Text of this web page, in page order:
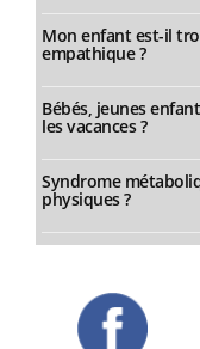
Mon enfant est-il
empathique ?
Bébés, jeunes
les vacances ?
Syndrome
physiques ?